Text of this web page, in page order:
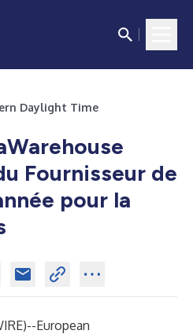
Daylight Time
Fournisseur de
pour la
)--European